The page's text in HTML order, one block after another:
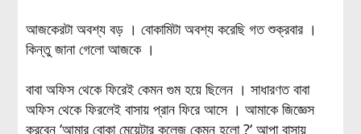
আজকেরটা অবশ্য বড় । বোকামিটা অবশ্য করেছি গত শুক্রবার ।
কিন্তু জানা গেলো আজকে ।
বাবা অফিস থেকে ফিরেই কেমন গুম হয়ে ছিলেন । সাধারণত বাবা
অফিস থেকে ফিরলেই বাসায় প্রান ফিরে আসে । আমাকে জিজ্ঞেস
করবেন ‘আমার বোকা মেয়েটার কলেজ কেমন হলো ?‘ আপা বাসায়